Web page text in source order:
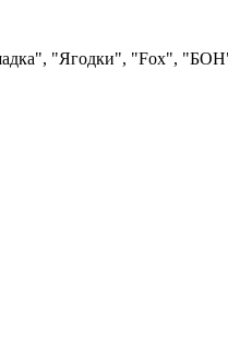
"Ягодки", "Fох",